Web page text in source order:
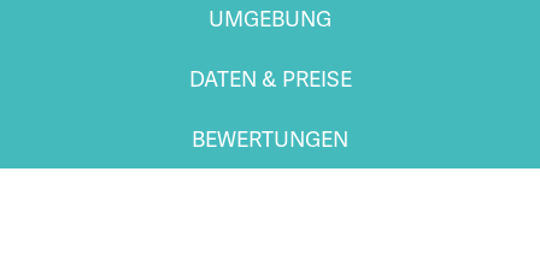
UMGEBUNG
DATEN & PREISE
BEWERTUNGEN